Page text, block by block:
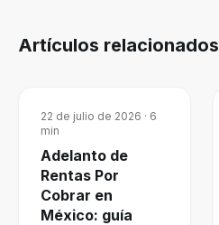
Artículos relacionados
22 de julio de 2026 · 6
min
Adelanto de
Rentas Por
Cobrar en
México: guía